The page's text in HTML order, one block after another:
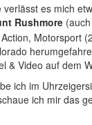
verlässt es mich
Rushmore
Motorsport
& Video auf dem
ich im
ich mir das